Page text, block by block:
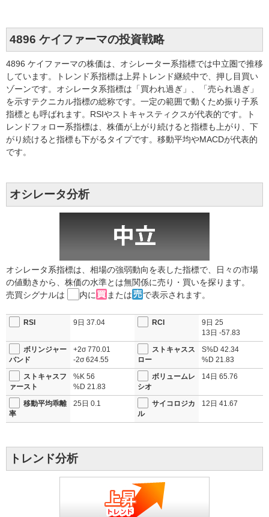
4896 ケイファーマの投資戦略
4896 ケイファーマの株価は、オシレーター系指標では中立圏で推移
しています。トレンド系指標は上昇トレンド継続中で、押し目買い
ゾーンです。オシレータ系指標は「買われ過ぎ」、「売られ過ぎ」
を示すテクニカル指標の総称です。一定の範囲で動くため振り子系
指標とも呼ばれます。RSIやストキャスティクスが代表的です。ト
レンドフォロー系指標は、株価が上がり続けると指標も上がり、下
がり続けると指標も下がるタイプです。移動平均やMACDが代表的
です。
オシレータ分析
オシレータ系指標は、相場の強弱動向を表した指標で、日々の市場
の値動きから、株価の水準とは無関係に売り・買いを探ります。
売買シグナルは
内に または で表示されます。
RSI 9日 37.04 RCI 9日 25
13日 -57.83
ボリンジャー
バンド
+2σ770.01
-2σ624.55
ストキャスス
ロー
S%D 42.34
%D 21.83
ストキャスフ
ァースト
%K 56
%D 21.83
ボリュームレ
シオ
14日 65.76
移動平均乖離
率
25日 0.1
サイコロジカ
ル
12日 41.67
トレンド分析